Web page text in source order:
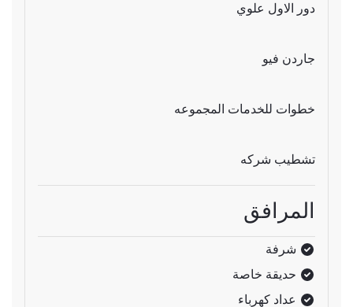
دور الاول علوي
جاردن فيو
خطوات للخدمات المجموعه
تشطيب شركه
المرافق
شرفة
حديقة خاصة
عداد كهرباء